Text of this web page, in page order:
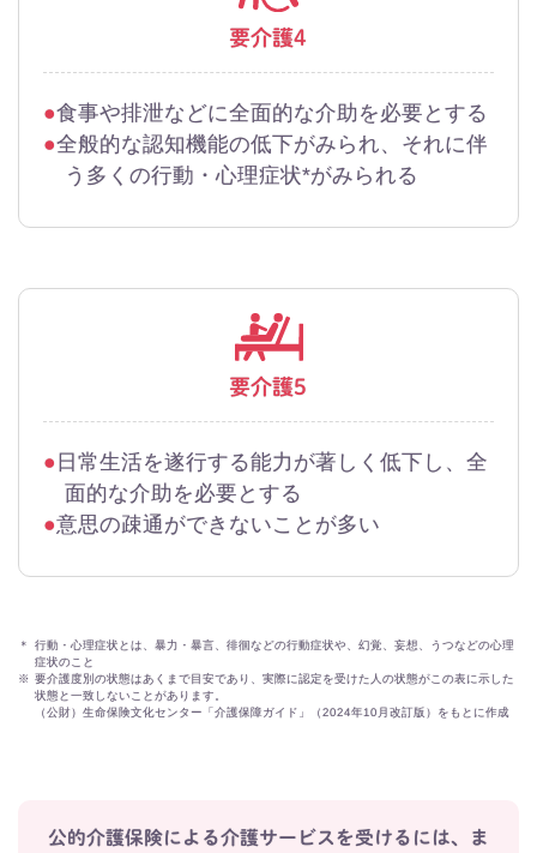
要介護4
食事や排泄などに全面的な介助を必要とする
全般的な認知機能の低下がみられ、それに伴
う多くの行動・心理症状*がみられる
要介護5
日常生活を遂行する能力が著しく低下し、全
面的な介助を必要とする
意思の疎通ができないことが多い
＊ 行動・心理症状とは、暴力・暴言、徘徊などの行動症状や、幻覚、妄想、うつなどの心理
症状のこと
※ 要介護度別の状態はあくまで目安であり、実際に認定を受けた人の状態がこの表に示した
状態と一致しないことがあります。
（公財）生命保険文化センター「介護保障ガイド」（2024年10月改訂版）をもとに作成
公的介護保険による介護サービスを受けるには、ま